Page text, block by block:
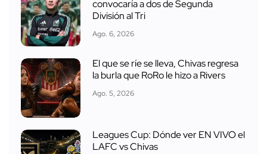
convocaría a dos de Segunda
División al Tri
Ago. 6, 2026
El que se ríe se lleva, Chivas regresa
la burla que RoRo le hizo a Rivers
Ago. 5, 2026
Leagues Cup: Dónde ver EN VIVO el
LAFC vs Chivas